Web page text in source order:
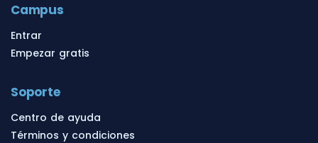
Campus
Entrar
Empezar gratis
Soporte
Centro de ayuda
Términos y condiciones